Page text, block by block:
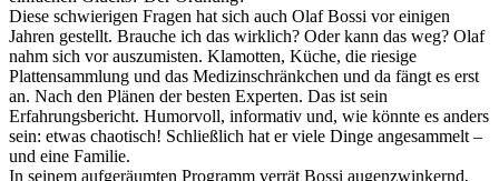
Diese schwierigen Fragen hat sich auch Olaf Bossi vor einigen
Jahren gestellt. Brauche ich das wirklich? Oder kann das weg? Olaf
nahm sich vor auszumisten. Klamotten, Küche, die riesige
Plattensammlung und das Medizinschränkchen und da fängt es erst
an. Nach den Plänen der besten Experten. Das ist sein
Erfahrungsbericht. Humorvoll, informativ und, wie könnte es anders
sein: etwas chaotisch! Schließlich hat er viele Dinge angesammelt –
und eine Familie.
In seinem aufgeräumten Programm verrät Bossi augenzwinkernd,